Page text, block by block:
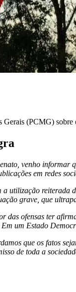
(PCMG) sobre
venho informar
em redes
utilização reiterada
grave, que
das ofensas ter
um Estado
que os fatos
de toda a